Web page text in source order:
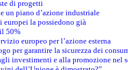
di progetti
un piano d’azione industriale
europei la possiedono già
50%
europeo per l’azione esterna
per garantire la sicurezza dei
investimenti e alla promozione